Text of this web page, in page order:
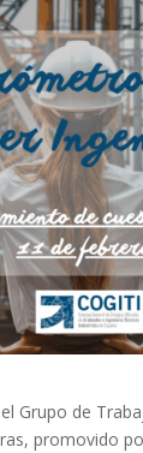
Grupo de
promovido